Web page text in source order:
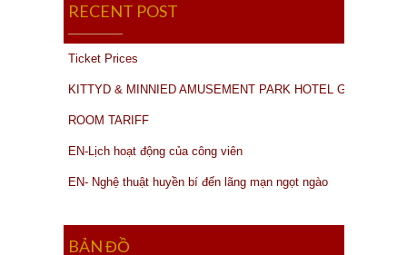
RECENT POST
Ticket Prices
KITTYD & MINNIED AMUSEMENT PARK HOTEL GROUP
ROOM TARIFF
EN-Lịch hoạt động của công viên
EN- Nghệ thuật huyền bí đến lãng mạn ngọt ngào
BẢN ĐỒ